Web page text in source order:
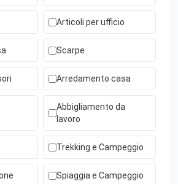
Articoli per ufficio
Scarpe
Arredamento casa
Abbigliamento da
lavoro
Trekking e Campeggio
Spiaggia e Campeggio